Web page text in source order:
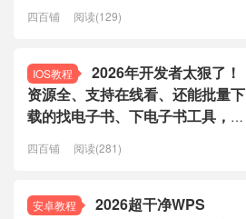
四百铺 阅读(129)
IOS教程
2026年开发者太狠了！
资源全、支持在线看、还能批量下
载的找电子书、下电子书工具，手
四百铺 阅读(281)
安卓教程
2026超干净WPS